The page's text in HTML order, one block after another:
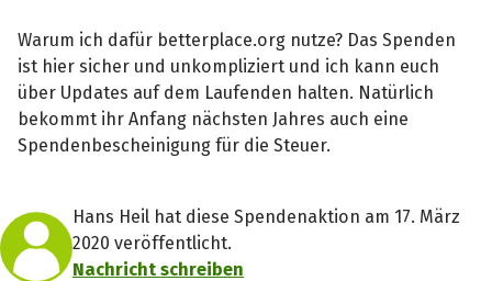
Warum ich dafür betterplace.org nutze? Das Spenden
ist hier sicher und unkompliziert und ich kann euch
über Updates auf dem Laufenden halten. Natürlich
bekommt ihr Anfang nächsten Jahres auch eine
Spendenbescheinigung für die Steuer.
Hans Heil hat diese Spendenaktion am 17. März
2020 veröffentlicht.
Nachricht schreiben